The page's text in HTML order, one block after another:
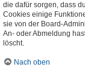
die dafür sorgen, dass
Cookies einige
sie von der Board-
An- oder Abmeldung
löscht.
Nach oben